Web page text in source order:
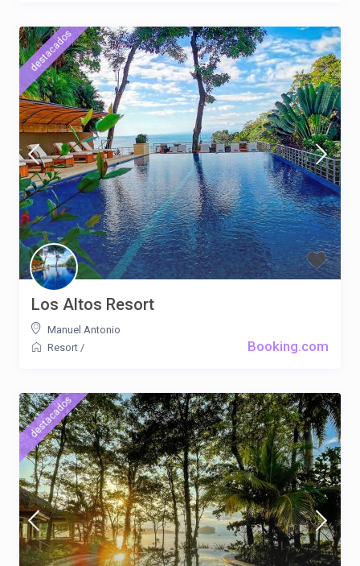
destacados
Booking.com
Los Altos Resort
Manuel Antonio
Resort /
destacados